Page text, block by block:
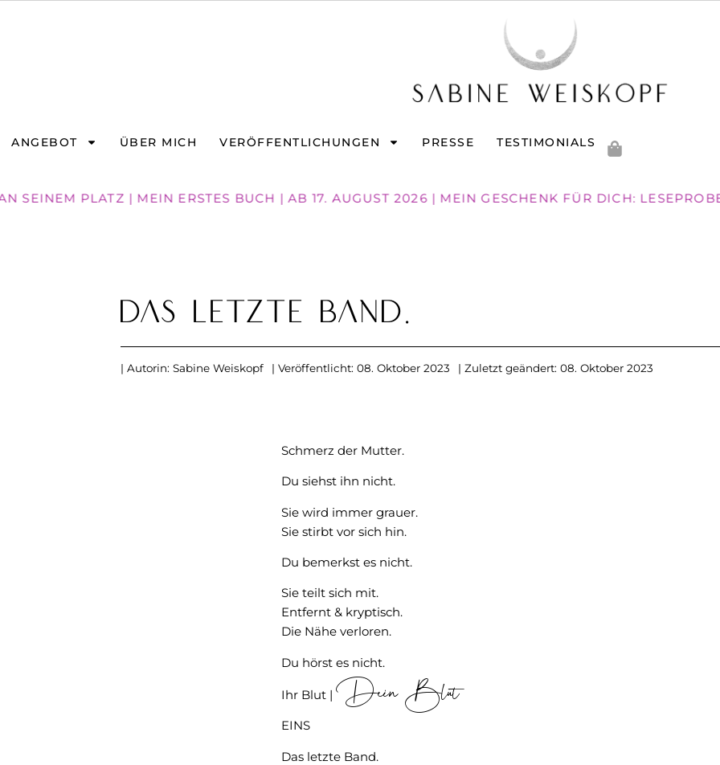
ANGEBOT ÜBER MICH VERÖFFENTLICHUNGEN PRESSE TESTIMONIALS
SEINEM PLATZ | MEIN ERSTES BUCH | AB 17. AUGUST 2026 | MEIN GESCHENK FÜR DICH:
Das letzte Band.
| Autorin: Sabine Weiskopf | Veröffentlicht: 08. Oktober 2023 | Zuletzt geändert: 08. Oktober 2023
Schmerz der Mutter.
Du siehst ihn nicht.
Sie wird immer grauer.
Sie stirbt vor sich hin.
Du bemerkst es nicht.
Sie teilt sich mit.
Entfernt & kryptisch.
Die Nähe verloren.
Du hörst es nicht.
Ihr Blut | Dein Blut
EINS
Das letzte Band.